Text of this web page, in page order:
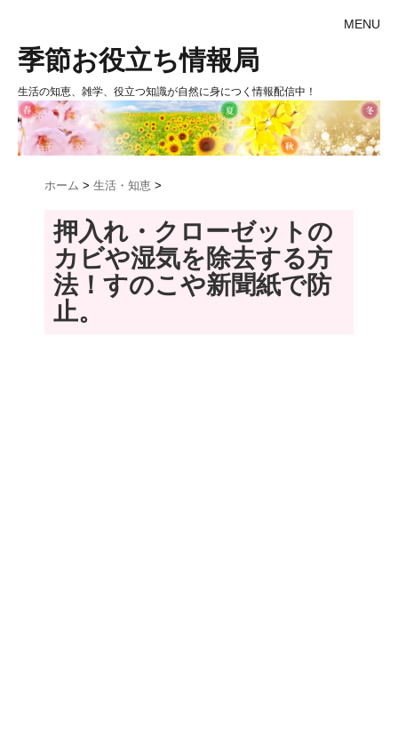
MENU
季節お役立ち情報局
生活の知恵、雑学、役立つ知識が自然に身につく情報配信中！
ホーム > 生活・知恵 >
押入れ・クローゼットの
カビや湿気を除去する方
法！すのこや新聞紙で防
止。